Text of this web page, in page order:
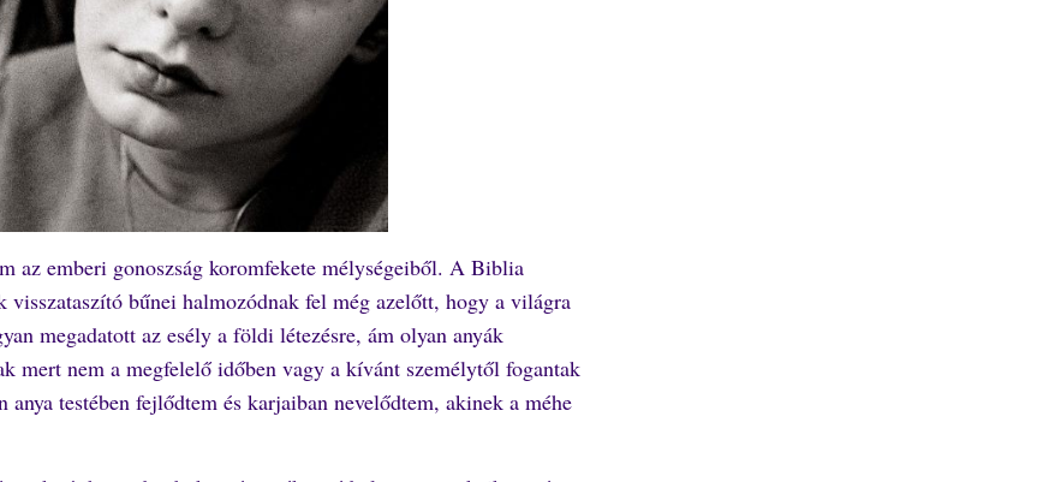
az emberi gonoszság koromfekete mélységeiből. A Biblia
bűnei halmozódnak fel még azelőtt, hogy a világra
megadatott az esély a földi létezésre, ám olyan anyák
mert nem a megfelelő időben vagy a kívánt személytől fogantak
testében fejlődtem és karjaiban nevelődtem, akinek a méhe